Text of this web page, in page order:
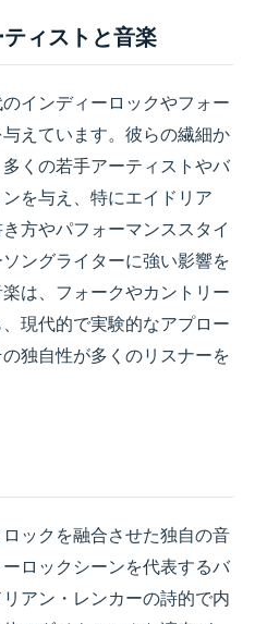
ィストと音楽
インディーロックやフォー
えています。彼らの繊細か
くの若手アーティストやバ
を与え、特にエイドリア
方やパフォーマンススタイ
ングライターに強い影響を
は、フォークやカントリー
現代的で実験的なアプロー
独自性が多くのリスナーを
ックを融合させた独自の音
ロックシーンを代表するバ
アン・レンカーの詩的で内